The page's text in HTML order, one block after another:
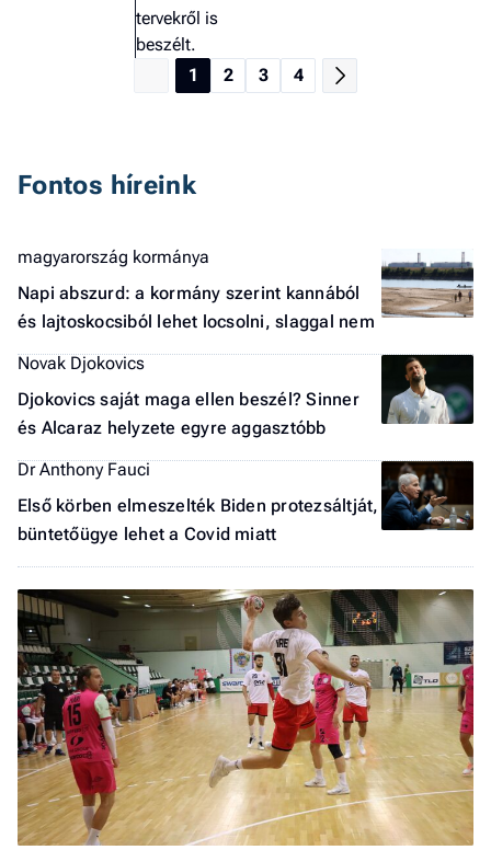
tervekről is
beszélt.
1
2 3 4
Fontos híreink
magyarország kormánya
Napi abszurd: a kormány szerint kannából
és lajtoskocsiból lehet locsolni, slaggal nem
Novak Djokovics
Djokovics saját maga ellen beszél? Sinner
és Alcaraz helyzete egyre aggasztóbb
Dr Anthony Fauci
Első körben elmeszelték Biden protezsáltját,
büntetőügye lehet a Covid miatt